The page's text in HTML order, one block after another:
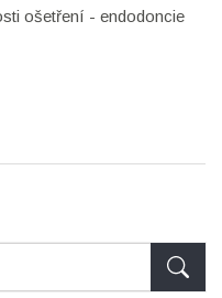
ošetření - endodoncie